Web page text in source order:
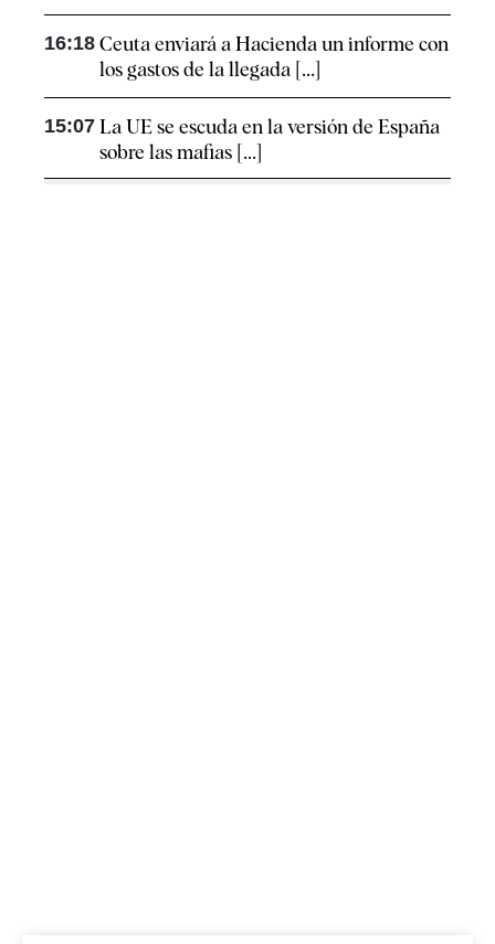
16:18 Ceuta enviará a Hacienda un informe con
los gastos de la llegada [...]
15:07 La UE se escuda en la versión de España
sobre las mafias [...]